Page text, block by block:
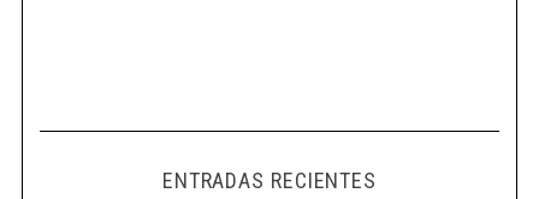
ENTRADAS RECIENTES